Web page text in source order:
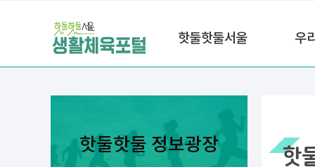
핫둘핫둘서울 우
핫둘핫둘 정보광장 핫